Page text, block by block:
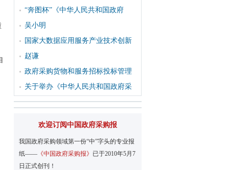
“奔图杯”《中华人民共和国政府
吴小明
国家大数据应用服务产业技术创新
赵谦
政府采购货物和服务招标投标管理
关于举办《中华人民共和国政府采
欢迎订阅中国政府采购报
我国政府采购领域第一份“中”字头的专业报
纸—— 《中国政府采购报》 已于2010年5月7
日正式创刊！